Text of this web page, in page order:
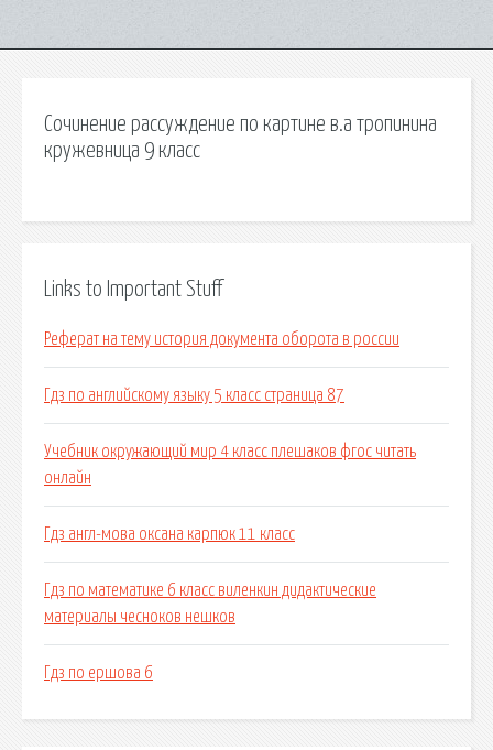
Сочинение рассуждение по картине в.а тропинина
кружевница 9 класс
Links to Important Stuff
Реферат на тему история документа оборота в россии
Гдз по английскому языку 5 класс страница 87
Учебник окружающий мир 4 класс плешаков фгос читать
онлайн
Гдз англ-мова оксана карпюк 11 класс
Гдз по математике 6 класс виленкин дидактические
материалы чесноков нешков
Гдз по ершова 6